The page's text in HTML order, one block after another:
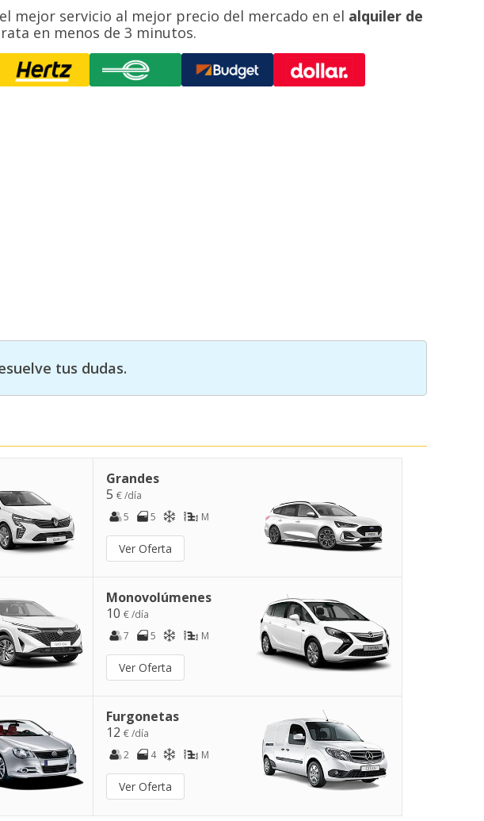
mejor servicio al mejor precio del mercado en el alquiler de
en menos de 3 minutos.
tus dudas.
Grandes
5 € /día
5
5 M
Ver Oferta
Monovolúmenes
10 € /día
7
5 M
Ver Oferta
Furgonetas
12 € /día
2
4 M
Ver Oferta